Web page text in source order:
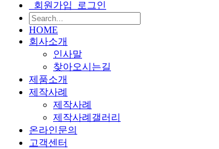
회원가입 로그인
HOME
회사소개
인사말
찾아오시는길
제품소개
제작사례
제작사례
제작사례갤러리
온라인문의
고객센터